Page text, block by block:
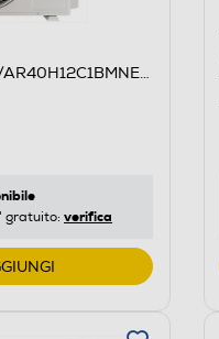
gratuito: verifica